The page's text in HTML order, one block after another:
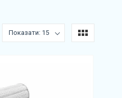
Показати: 15